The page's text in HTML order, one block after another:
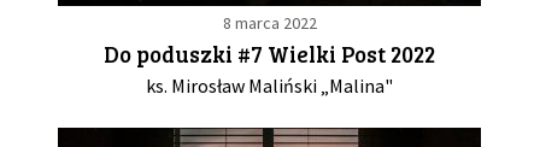
8 marca 2022
Do poduszki #7 Wielki Post 2022
ks. Mirosław Maliński „Malina"